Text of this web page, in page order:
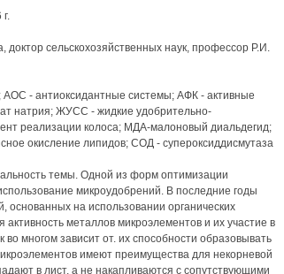
доктор сельскохозяйственных наук, профессор Р.И.
- антиоксидантные системы; АФК - активные
натрия; ЖУСС - жидкие удобрительно-
реализации колоса; МДА-малоновый диальдегид;
окисление липидов; СОД - супероксиддисмутаза
темы. Одной из форм оптимизации
микроудобрений. В последние годы
на использовании органических
металлов микроэлементов и их участие в
многом зависит от. их способности образовывать
имеют преимущества для некорневой
в лист, а не накапливаются с сопутствующими